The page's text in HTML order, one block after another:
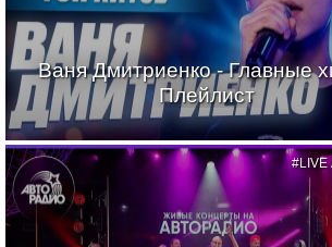
Ваня Дмитриенко - Главные
Плейлист
#LIVE